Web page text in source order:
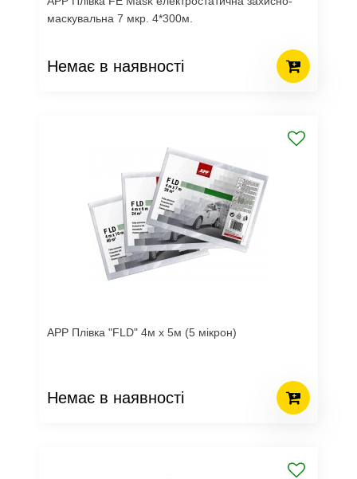
маскувальна 7 мкр. 4*300м.
Немає в наявності
APP Плівка "FLD" 4м х 5м (5 мікрон)
Немає в наявності